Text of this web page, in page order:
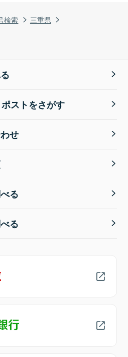
検索
三重県
ストをさがす
せ
る
る